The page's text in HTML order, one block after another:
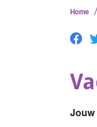
Home /
Jouw